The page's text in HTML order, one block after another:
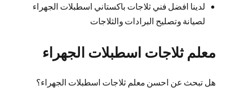
لدينا افضل فني ثلاجات باكستاني اسطبلات الجهراء
لصيانة وتصليح البرادات والثلاجات
معلم ثلاجات اسطبلات الجهراء
هل تبحث عن احسن معلم ثلاجات اسطبلات الجهراء؟